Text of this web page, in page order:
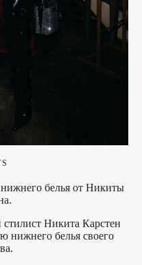
белья от Никиты
стилист Никита Карстен
нижнего белья своего